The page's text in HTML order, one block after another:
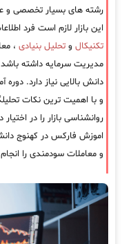
رشته های بسیار تخصصی و
این بازار لازم است فرد
تکنیکال و تحلیل بنیادی ،
مدیریت سرمایه داشته باشد
دانش بالایی نیاز دارد.
و با اهمیت ترین نکات
روانشناسی بازار را در
و معاملات سودمندی را